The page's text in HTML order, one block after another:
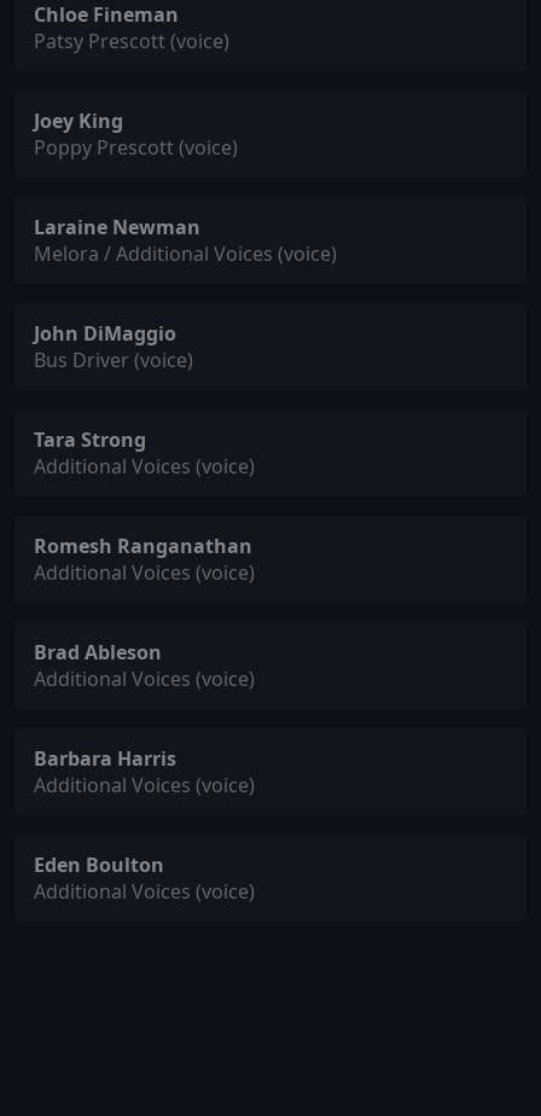
Chloe Fineman
Patsy Prescott (voice)
Joey King
Poppy Prescott (voice)
Laraine Newman
Melora / Additional Voices (voice)
John DiMaggio
Bus Driver (voice)
Tara Strong
Additional Voices (voice)
Romesh Ranganathan
Additional Voices (voice)
Brad Ableson
Additional Voices (voice)
Barbara Harris
Additional Voices (voice)
Eden Boulton
Additional Voices (voice)